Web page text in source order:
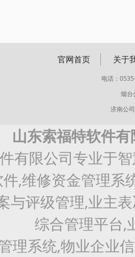
官网首页 关于
电话：
烟台
济南公
山东索福特软件
有限公司专业于
,维修资金管理系
与评级管理,业主
综合管理平台,
理系统,物业企业